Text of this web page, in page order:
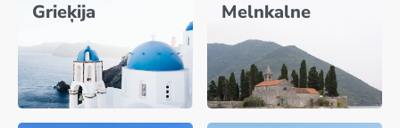
Grieķija Melnkalne